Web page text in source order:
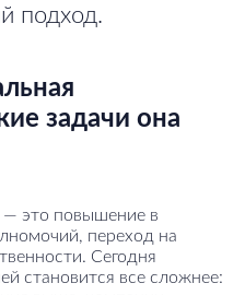
подход.
задачи она
— это повышение в
переход на
Сегодня
становится все сложнее: